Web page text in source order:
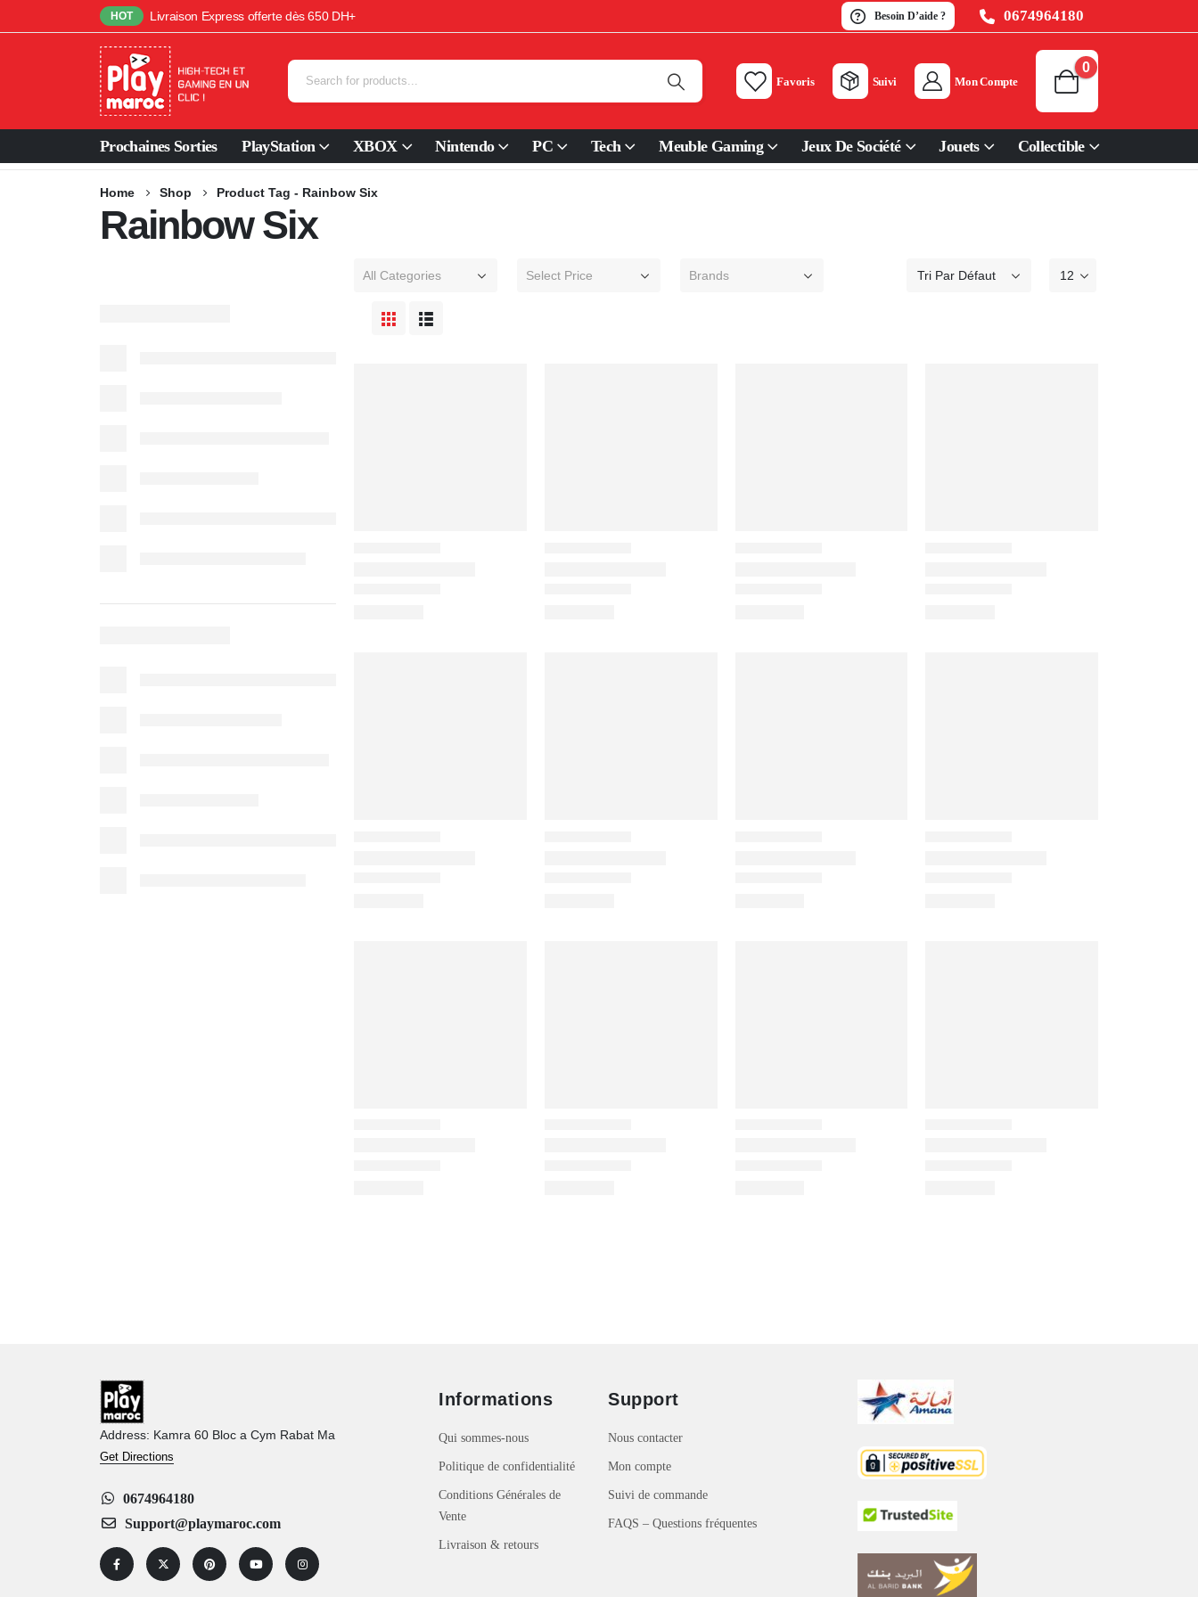
HOT Livraison Express offerte dès 650 DH+ Besoin D’aide ? 0674964180
Favoris Suivi Mon Compte
0
Prochaines Sorties PlayStation XBOX Nintendo PC Tech Meuble Gaming Jeux De Société Jouets Collectible
Home Shop Product Tag - Rainbow Six
Rainbow Six
All Categories Select Price Brands
Address: Kamra 60 Bloc a Cym Rabat Ma
Get Directions
0674964180
Support@playmaroc.com
Informations
Qui sommes-nous
Politique de confidentialité
Conditions Générales de
Vente
Livraison & retours
Support
Nous contacter
Mon compte
Suivi de commande
FAQS – Questions fréquentes